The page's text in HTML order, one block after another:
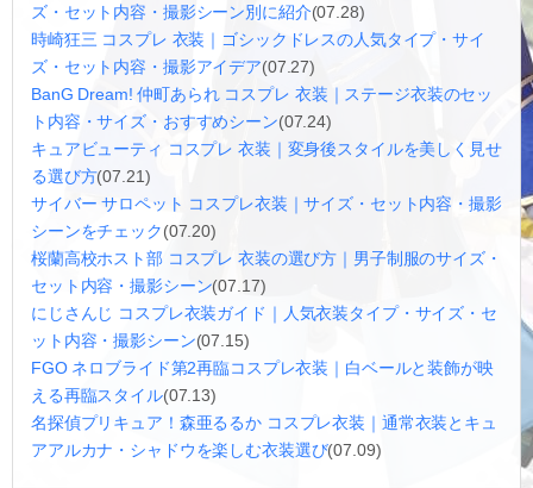
ズ・セット内容・撮影シーン別に紹介(07.28)
時崎狂三 コスプレ 衣装｜ゴシックドレスの人気タイプ・サイ
ズ・セット内容・撮影アイデア(07.27)
BanG Dream! 仲町あられ コスプレ 衣装｜ステージ衣装のセッ
ト内容・サイズ・おすすめシーン(07.24)
キュアビューティ コスプレ 衣装｜変身後スタイルを美しく見せ
る選び方(07.21)
サイバー サロペット コスプレ衣装｜サイズ・セット内容・撮影
シーンをチェック(07.20)
桜蘭高校ホスト部 コスプレ 衣装の選び方｜男子制服のサイズ・
セット内容・撮影シーン(07.17)
にじさんじ コスプレ衣装ガイド｜人気衣装タイプ・サイズ・セ
ット内容・撮影シーン(07.15)
FGO ネロブライド第2再臨コスプレ衣装｜白ベールと装飾が映
える再臨スタイル(07.13)
名探偵プリキュア！森亜るるか コスプレ衣装｜通常衣装とキュ
アアルカナ・シャドウを楽しむ衣装選び(07.09)